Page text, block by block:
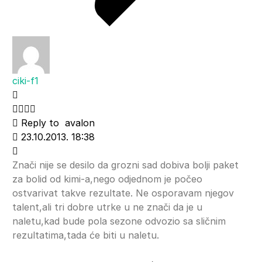
ciki-f1
Reply to avalon
23.10.2013. 18:38
Znači nije se desilo da grozni sad dobiva bolji paket
za bolid od kimi-a,nego odjednom je počeo
ostvarivat takve rezultate. Ne osporavam njegov
talent,ali tri dobre utrke u ne znači da je u
naletu,kad bude pola sezone odvozio sa sličnim
rezultatima,tada će biti u naletu.